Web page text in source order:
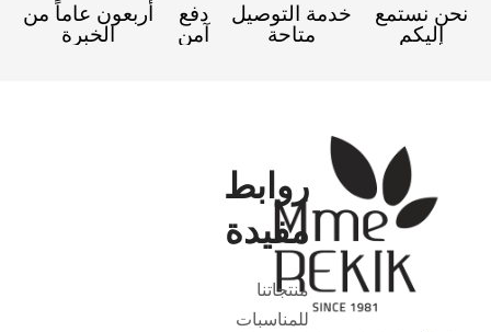
نستمع
إليكم
خدمة التوصيل
متاحة
دفع
آمن
أربعون عاماً من
الخبرة
روابط
مفيدة
منتجاتنا
للمناسبات